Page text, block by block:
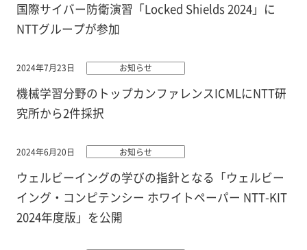
国際サイバー防衛演習「Locked Shields 2024」に
NTTグループが参加
2024年7月23日 お知らせ
機械学習分野のトップカンファレンスICMLにNTT研
究所から2件採択
2024年6月20日 お知らせ
ウェルビーイングの学びの指針となる「ウェルビー
イング・コンピテンシー ホワイトペーパー NTT-KIT
2024年度版」を公開